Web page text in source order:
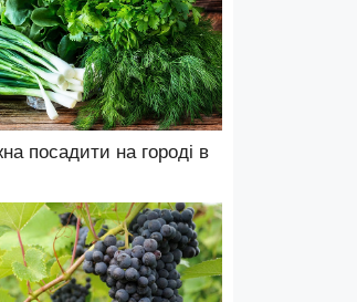
посадити на городі в